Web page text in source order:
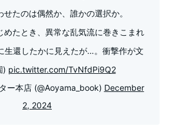
たのは偶然か、誰かの選択か。
めたとき、異常な乱気流に巻きこまれ
生還したかに見えたが…。衝撃作が文
) pic.twitter.com/TvNfdPi9Q2
ー本店 (@Aoyama_book) December
2, 2024